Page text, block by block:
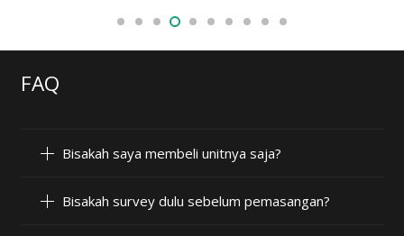
FAQ
Bisakah saya membeli unitnya saja?
Bisakah survey dulu sebelum pemasangan?